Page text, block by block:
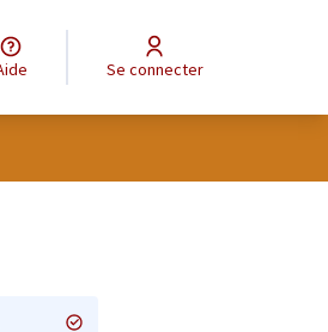
Aide Se connecter